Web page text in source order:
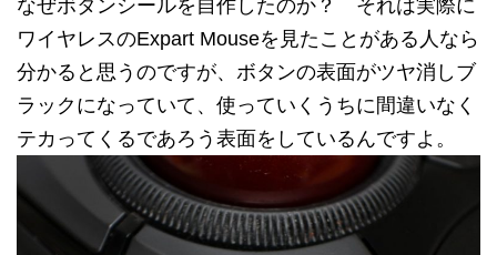
なぜボタンシールを自作したのか？ それは実際に
ワイヤレスのExpart Mouseを見たことがある人なら
分かると思うのですが、ボタンの表面がツヤ消しブ
ラックになっていて、使っていくうちに間違いなく
テカってくるであろう表面をしているんですよ。